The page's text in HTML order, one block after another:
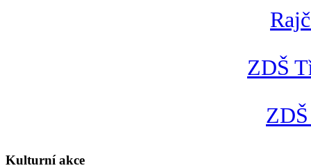
ZDŠ
Kulturní akce